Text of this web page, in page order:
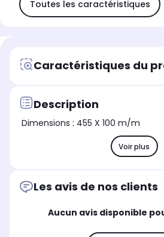
Toutes les caractéristiques
Caractéristiques du
Description
Dimensions : 455 X 100 m/m
Voir plus
Les avis de nos clients
Aucun avis disponible